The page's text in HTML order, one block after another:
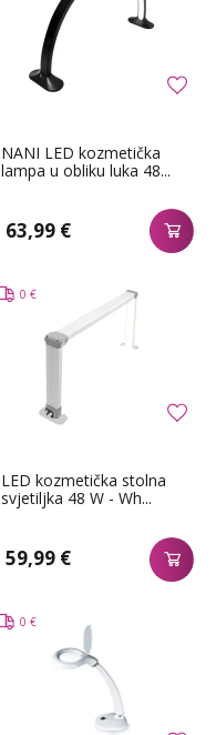
NANI LED kozmetička
lampa u obliku luka 48...
63,99 €
LED kozmetička stolna
svjetiljka 48 W - Wh...
59,99 €
0 €
0 €